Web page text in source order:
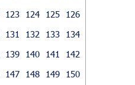
123 124 125
126
131 132 133
134
139 140 141
142
147 148 149
150